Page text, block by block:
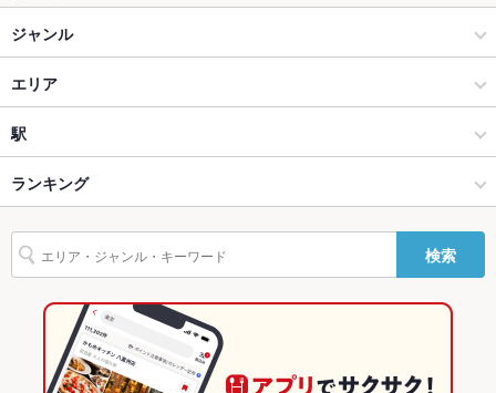
テラス席
貸切
Wi-Fi あり
バリアフリ
なし ：特にありません。
駐車場 なし ：※有料駐車場がございます。
バンド演奏 可
TV・プロジ
あり
ジャンル
居酒屋
創作
烏丸五条・京都駅周辺 × 居酒屋
烏丸五条・京都駅周辺 × 創作
京都駅 × 居酒屋
京都駅 × 創作
ダイニングバー・バル
エリア
京都駅
京都駅 × 居酒屋
京都駅 × 創作
京都駅 × ダイニングバー・バル
京都駅 × 和風・創作
駅
京都駅
ランキング
京都のグルメランキング
京都の居酒屋ランキング
烏丸五条・京都駅周辺のグルメランキング
烏丸五条・京都駅周辺の居酒屋ランキング
検索